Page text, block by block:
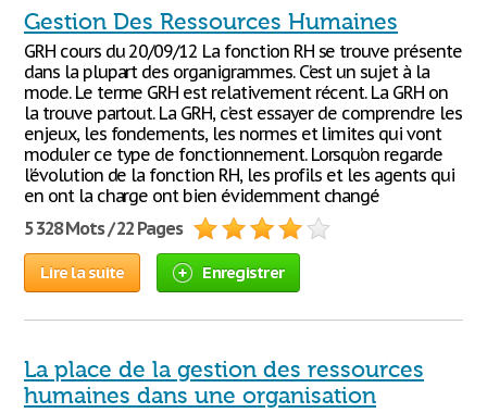
Gestion Des Ressources Humaines
GRH cours du 20/09/12 La fonction RH se trouve présente
dans la plupart des organigrammes. C’est un sujet à la
mode. Le terme GRH est relativement récent. La GRH on
la trouve partout. La GRH, c’est essayer de comprendre les
enjeux, les fondements, les normes et limites qui vont
moduler ce type de fonctionnement. Lorsqu’on regarde
l’évolution de la fonction RH, les profils et les agents qui
en ont la charge ont bien évidemment changé
5 328 Mots / 22 Pages
Lire la suite Enregistrer
La place de la gestion des ressources
humaines dans une organisation